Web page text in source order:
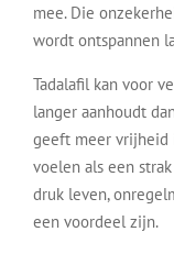
mee. Die
wordt ontspannen
Tadalafil kan voor
langer aanhoudt
geeft meer vrijheid
voelen als een
druk leven,
een voordeel zijn.